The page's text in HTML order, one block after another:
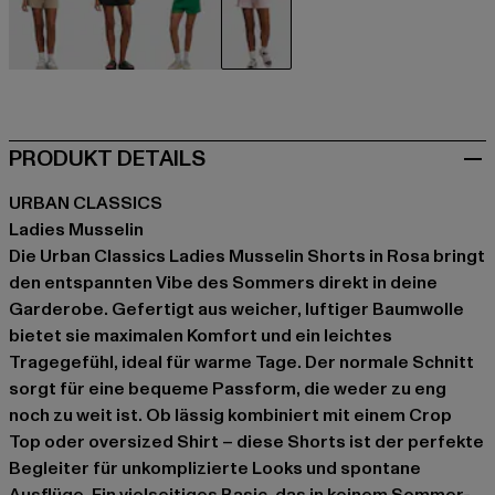
PRODUKT DETAILS
URBAN CLASSICS
Ladies Musselin
Die Urban Classics Ladies Musselin Shorts in Rosa bringt
den entspannten Vibe des Sommers direkt in deine
Garderobe. Gefertigt aus weicher, luftiger Baumwolle
bietet sie maximalen Komfort und ein leichtes
Tragegefühl, ideal für warme Tage. Der normale Schnitt
sorgt für eine bequeme Passform, die weder zu eng
noch zu weit ist. Ob lässig kombiniert mit einem Crop
Top oder oversized Shirt – diese Shorts ist der perfekte
Begleiter für unkomplizierte Looks und spontane